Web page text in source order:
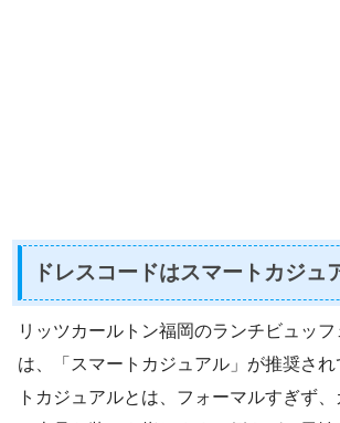
ドレスコードはスマートカジュ
リッツカールトン福岡のランチビュッ
は、「スマートカジュアル」が推奨さ
トカジュアルとは、フォーマルすぎず